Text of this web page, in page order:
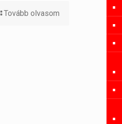
Tovább olvasom